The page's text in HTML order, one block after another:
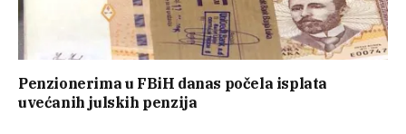
Penzionerima u FBiH danas počela isplata
uvećanih julskih penzija